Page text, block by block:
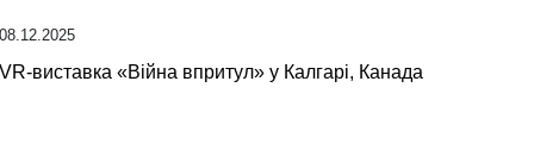
08.12.2025
VR-виставка «Війна впритул» у Калгарі, Канада